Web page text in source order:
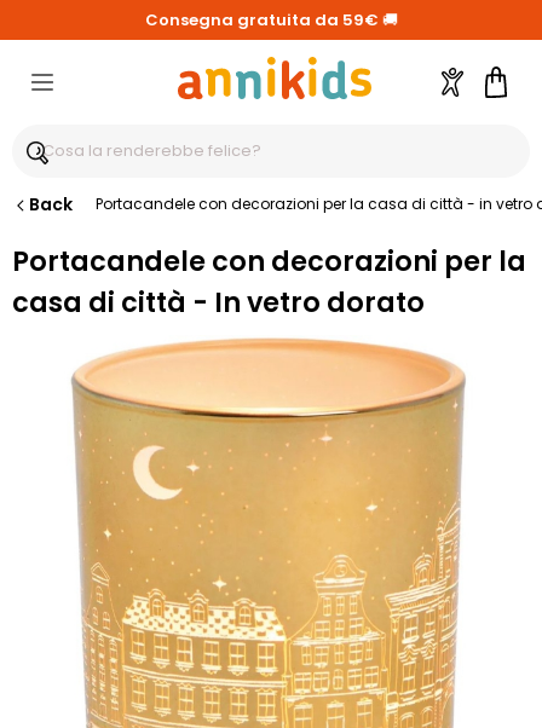
Consegna gratuita da 59€ 🚚
Account
Back Portacandele con decorazioni per la casa di città - in vetro
Portacandele con decorazioni per la
casa di città - In vetro dorato